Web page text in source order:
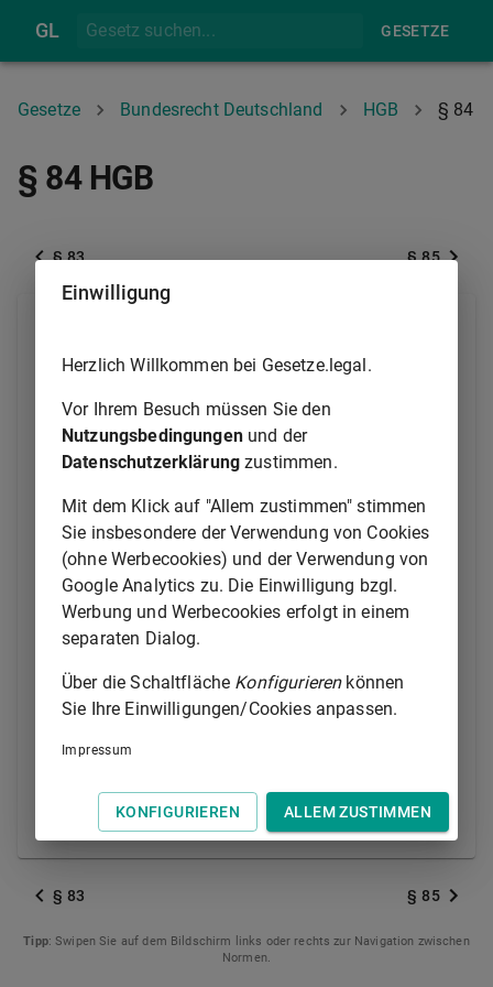
GL GESETZE
Gesetze Bundesrecht Deutschland HGB § 84
§ 84 HGB
§ 83 § 85
einen anderen Unternehmer (Unternehmer) Geschäfte
zu vermitteln oder in dessen Namen abzuschließen.
Selbständig ist, wer im wesentlichen frei seine
Tätigkeit gestalten und seine Arbeitszeit bestimmen
(2) Wer, ohne selbständig im Sinne des Absatzes 1 zu
sein, ständig damit betraut ist, für einen Unternehmer
Geschäfte zu vermitteln oder in dessen Namen
abzuschließen, gilt als Angestellter.
(3) Der Unternehmer kann auch ein Handelsvertreter
sein.
(4) Die Vorschriften dieses Abschnittes finden auch
Anwendung, wenn das Unternehmen des
kaufmännischer Weise eingerichteten
Geschäftsbetrieb nicht erfordert.
§ 83 § 85
Tipp: Swipen Sie auf dem Bildschirm links oder rechts zur Navigation zwischen
Normen.
Einwilligung
Herzlich Willkommen bei Gesetze.legal.
Vor Ihrem Besuch müssen Sie den
Nutzungsbedingungenund der
Datenschutzerklärung zustimmen.
Mit dem Klick auf "Allem zustimmen" stimmen
Sie insbesondere der Verwendung von Cookies
(ohne Werbecookies) und der Verwendung von
Google Analytics zu. Die Einwilligung bzgl.
Werbung und Werbecookies erfolgt in einem
separaten Dialog.
Über die Schaltfläche Konfigurierenkönnen
Sie Ihre Einwilligungen/Cookies anpassen.
Impressum
KONFIGURIEREN ALLEM ZUSTIMMEN